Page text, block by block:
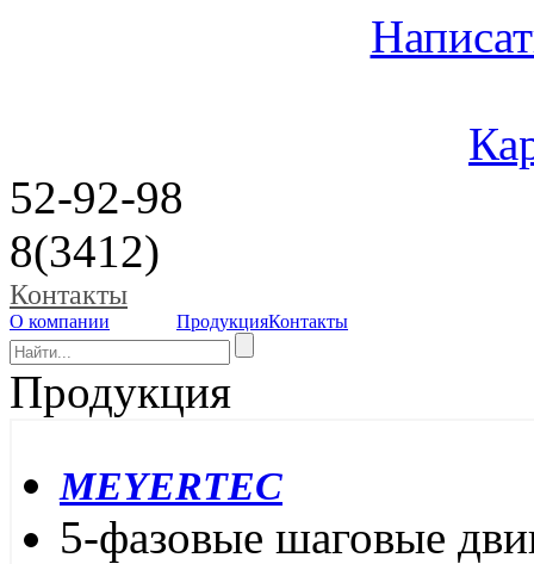
52-92-98
8(3412)
Контакты
О компании ПродукцияКонтакты
Продукция
MEYERTEC
5-фазовые шаговые